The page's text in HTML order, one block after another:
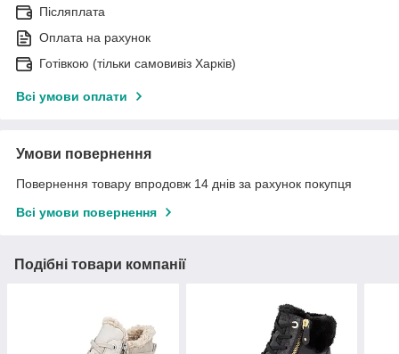
Післяплата
Оплата на рахунок
Готівкою (тільки самовивіз Харків)
Всі умови оплати
Умови повернення
Повернення товару впродовж 14 днів за рахунок покупця
Всі умови повернення
Подібні товари компанії